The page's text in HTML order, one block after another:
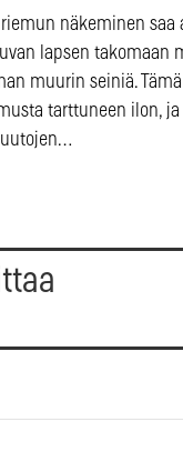
näkeminen saa
lapsen takomaan
muurin seiniä.
tarttuneen ilon, ja